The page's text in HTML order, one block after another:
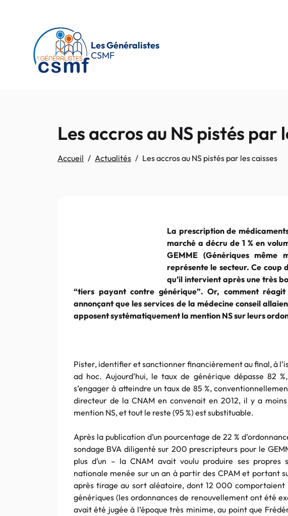
Les Généralistes
CSMF
Les accros au NS pistés par
Accueil Actualités Les accros au NS pistés par les caisses
La prescription de
marché a décru de 1 % en
GEMME (Génériques même
représente le secteur. Ce coup
qu’il intervient après une très
“tiers payant contre générique”. Or, comment
annonçant que les services de la médecine conseil
apposent systématiquement la mention NS sur leurs
Pister, identifier et sanctionner financièrement au final, à
ad hoc. Aujourd’hui, le taux de générique dépasse 82
s’engager à atteindre un taux de 85 %,
directeur de la CNAM en convenait en 2012, il y a
mention NS, et tout le reste (95 %) est substituable.
Après la publication d’un pourcentage de 22 %
sondage BVA diligenté sur 200 prescripteurs pour le
plus d’un – la CNAM avait voulu produire ses propres
nationale menée sur un an à partir des CPAM et portant
après tirage au sort aléatoire, dont 12 000
génériques (les ordonnances de renouvellement ont été
avait été jugée à l’époque très minime, au point que